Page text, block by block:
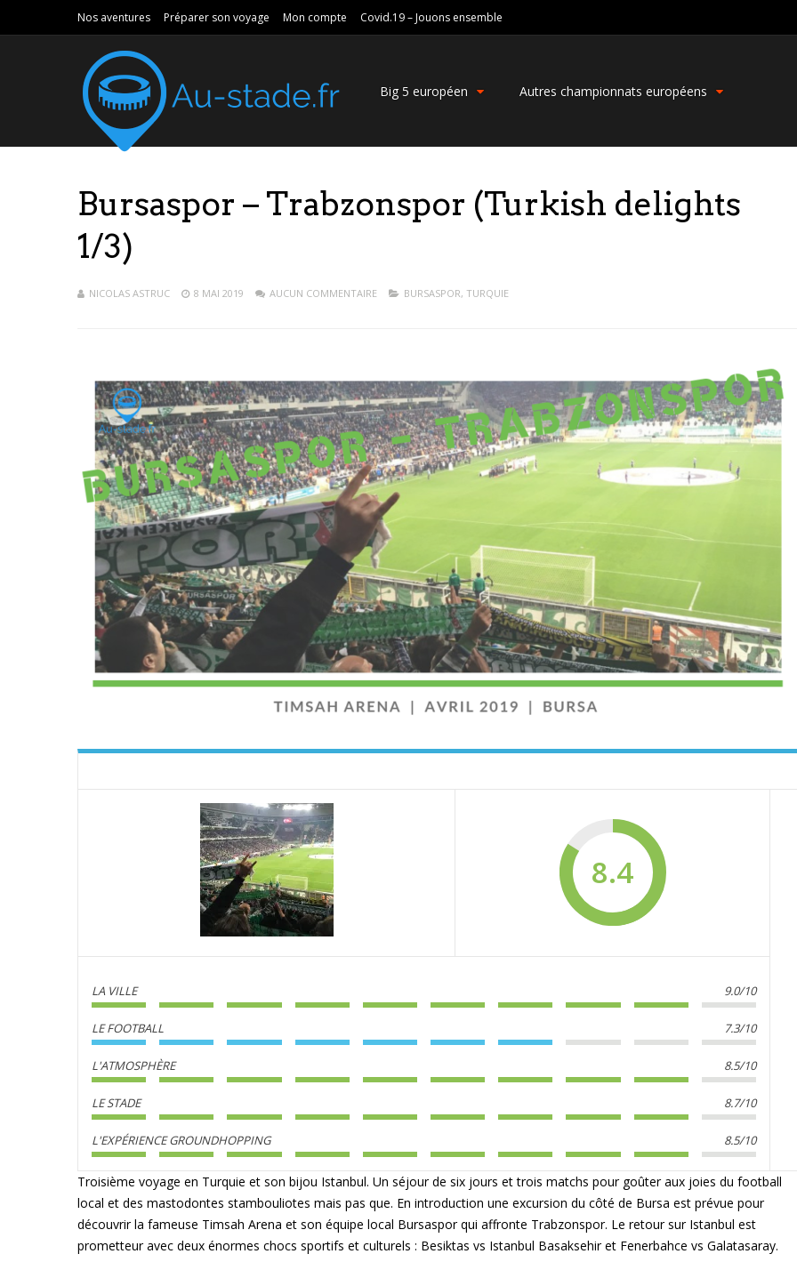
Nos aventures Préparer son voyage Mon compte Covid.19 – Jouons ensemble
Big 5 européen Autres championnats européens
Bursaspor – Trabzonspor (Turkish delights
1/3)
NICOLAS ASTRUC 8 MAI 2019 AUCUN COMMENTAIRE BURSASPOR, TURQUIE
8.4
LA VILLE 9.0/10
LE FOOTBALL 7.3/10
L'ATMOSPHÈRE 8.5/10
LE STADE 8.7/10
L'EXPÉRIENCE GROUNDHOPPING 8.5/10
Troisième voyage en Turquie et son bijou Istanbul. Un séjour de six jours et trois matchs pour goûter aux joies du football
local et des mastodontes stambouliotes mais pas que. En introduction une excursion du côté de Bursa est prévue pour
découvrir la fameuse Timsah Arena et son équipe local Bursaspor qui affronte Trabzonspor. Le retour sur Istanbul est
prometteur avec deux énormes chocs sportifs et culturels : Besiktas vs Istanbul Basaksehir et Fenerbahce vs Galatasaray.